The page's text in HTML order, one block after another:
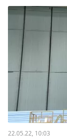
22.05.22, 10:03